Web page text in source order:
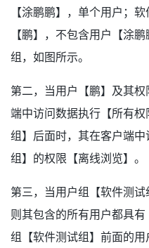
【涂鹏鹏】，单个用户；
【鹏】，不包含用户【涂
组，如图所示。
第二，当用户【鹏】及其
端中访问数据执行【所有
组】后面时，其在客户端
组】的权限【离线浏览】。
第三，当用户组【软件测试
则其包含的所有用户都具
组【软件测试组】前面的